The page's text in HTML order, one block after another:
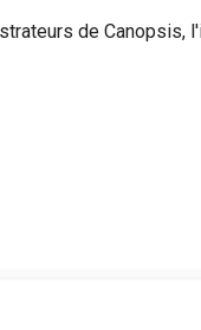
de Canopsis,